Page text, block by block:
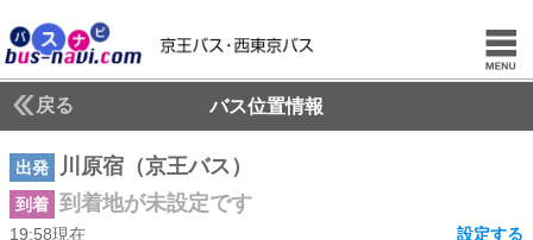
戻る バス位置情報
出発 川原宿（京王バス）
到着 到着地が未設定です
設定する
19:58現在